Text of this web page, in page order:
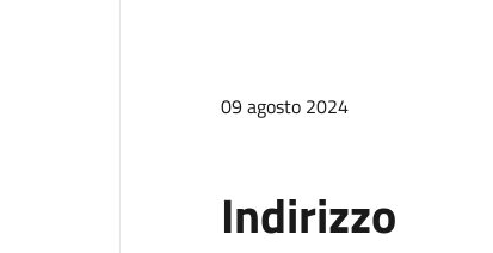
09 agosto 2024
Indirizzo